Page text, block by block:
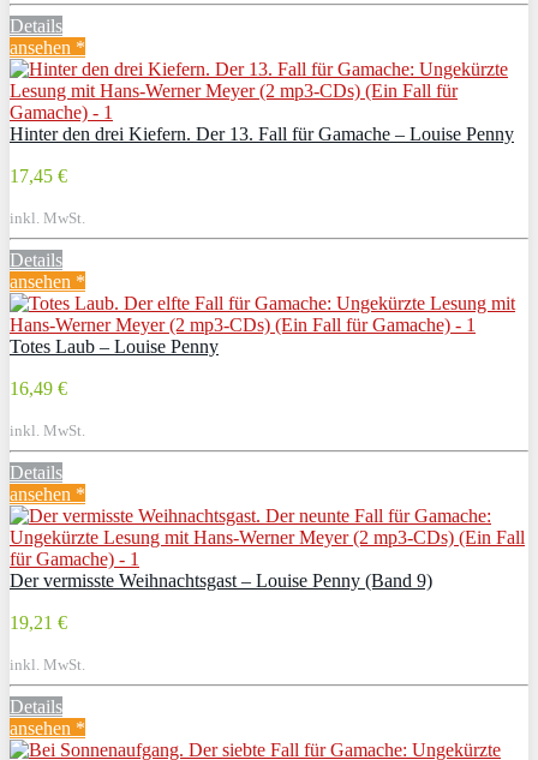
Details
ansehen *
Hinter den drei Kiefern. Der 13. Fall für Gamache – Louise Penny
17,45 €
inkl. MwSt.
Details
ansehen *
Totes Laub – Louise Penny
16,49 €
inkl. MwSt.
Details
ansehen *
Der vermisste Weihnachtsgast – Louise Penny (Band 9)
19,21 €
inkl. MwSt.
Details
ansehen *